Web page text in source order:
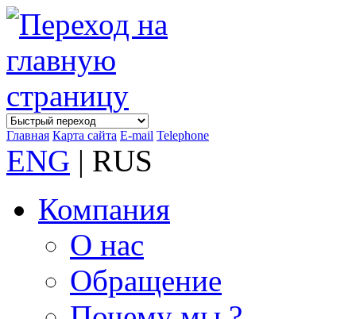
Главная Карта сайта E-mail Telephone
ENG | RUS
Компания
О нас
Обращение